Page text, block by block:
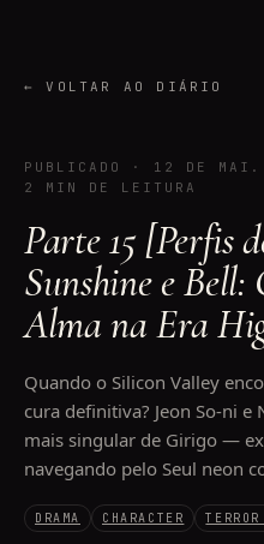
←VOLTAR AO DIÁRIO
PUBLICADO · 12 DE
2 MIN DE LEITURA
Parte 15 [Perfis
Sunshine e Bell:
Alma na Era
Quando o Silicon Valley
cura definitiva? Jeon So-ni e
mais singular de Girigo —
navegando pelo Seul neon
DRAMA CHARACTER TERROR